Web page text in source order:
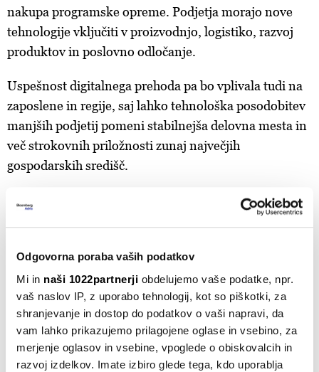
Odgovorna poraba vaših podatkov
Mi in naši 1022partnerji obdelujemo vaše podatke, npr.
vaš naslov IP, z uporabo tehnologij, kot so piškotki, za
shranjevanje in dostop do podatkov o vaši napravi, da
vam lahko prikazujemo prilagojene oglase in vsebino, za
merjenje oglasov in vsebine, vpoglede o obiskovalcih in
razvoj izdelkov. Imate izbiro glede tega, kdo uporablja
nakupa programske opreme. Podjetja morajo nove
tehnologije vključiti v proizvodnjo, logistiko, razvoj
produktov in poslovno odločanje.
Uspešnost digitalnega prehoda pa bo vplivala tudi na
zaposlene in regije, saj lahko tehnološka posodobitev
manjših podjetij pomeni stabilnejša delovna mesta in
več strokovnih priložnosti zunaj največjih
gospodarskih središč.
Za takšen prehod so seveda ključne investicije. Leta
2025 so se bruto investicije v osnovna sredstva
poganjale stavbe in infrastruktura. Investicije v
opremo in stroje so se namreč povečale le za 0,7
odstotka. Prvo četrtletje 2026 je prineslo
spodbudnejši signal, saj so bruto investicije v osnovna
sredstva bile medletno višje za 12,6 odstotka,
investicije v opremo in stroje pa za 8,2 odstotka. Eno